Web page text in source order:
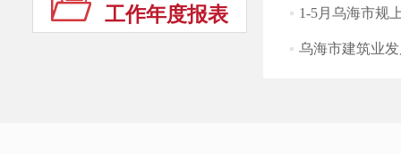
工作年度报表
1-5月乌海市规
乌海市建筑业